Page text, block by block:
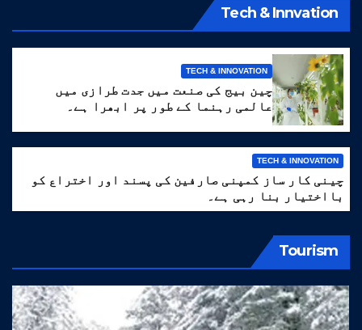
Tech & Innvation
TECH & INNOVATION
چین بیج کی صنعت میں جدت طرازی میں
عالمی رہنما کے طور پر ابھرا ہے۔
TECH & INNOVATION
چینی کار ساز کمپنی صارفین کی پسند اور اختراع کو
بااختیار بنا رہی ہے۔
Tourism